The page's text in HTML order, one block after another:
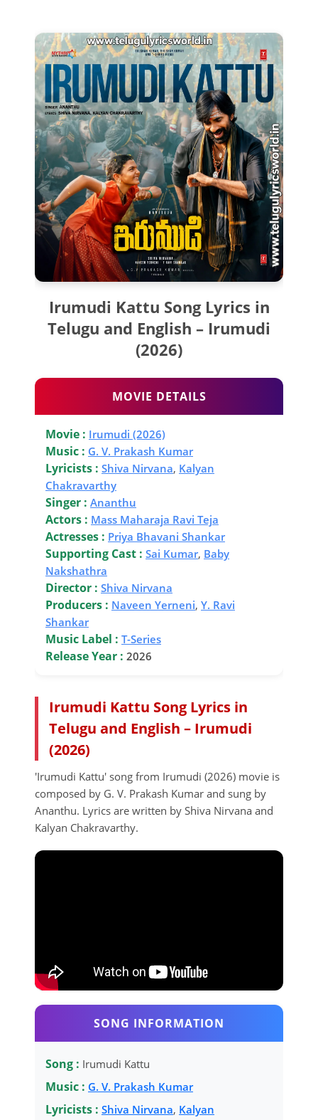
Irumudi Kattu Song Lyrics in
Telugu and English – Irumudi
(2026)
MOVIE DETAILS
Movie : Irumudi (2026)
Music : G. V. Prakash Kumar
Lyricists : Shiva Nirvana, Kalyan
Chakravarthy
Singer : Ananthu
Actors : Mass Maharaja Ravi Teja
Actresses : Priya Bhavani Shankar
Supporting Cast : Sai Kumar, Baby
Nakshathra
Director : Shiva Nirvana
Producers : Naveen Yerneni, Y. Ravi
Shankar
Music Label : T-Series
Release Year : 2026
Irumudi Kattu Song Lyrics in
Telugu and English – Irumudi
(2026)
'Irumudi Kattu' song from Irumudi (2026) movie is
composed by G. V. Prakash Kumar and sung by
Ananthu. Lyrics are written by Shiva Nirvana and
Kalyan Chakravarthy.
SONG INFORMATION
Song : Irumudi Kattu
Music : G. V. Prakash Kumar
Lyricists : Shiva Nirvana, Kalyan